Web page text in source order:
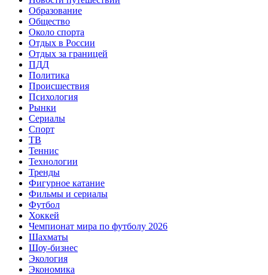
Образование
Общество
Около спорта
Отдых в России
Отдых за границей
ПДД
Политика
Происшествия
Психология
Рынки
Сериалы
Спорт
ТВ
Теннис
Технологии
Тренды
Фигурное катание
Фильмы и сериалы
Футбол
Хоккей
Чемпионат мира по футболу 2026
Шахматы
Шоу-бизнес
Экология
Экономика